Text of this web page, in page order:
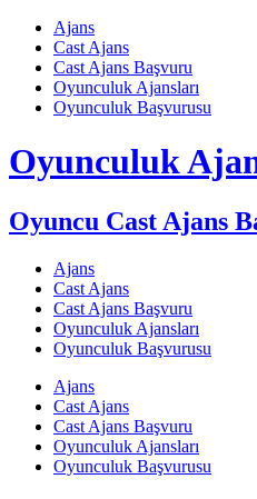
Skip
content
Ajans
Cast Ajans
Cast Ajans Başvuru
Oyunculuk Ajansları
Oyunculuk Başvurusu
Oyunculuk
Oyuncu Cast Ajans
Ajans
Cast Ajans
Cast Ajans Başvuru
Oyunculuk Ajansları
Oyunculuk Başvurusu
Ajans
Cast Ajans
Cast Ajans Başvuru
Oyunculuk Ajansları
Oyunculuk Başvurusu